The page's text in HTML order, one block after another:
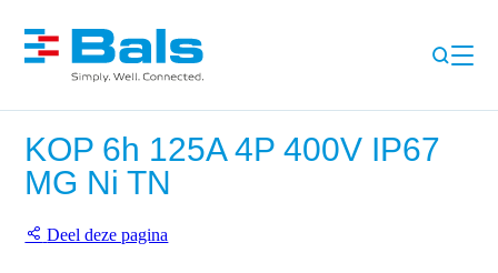
KOP 6h 125A 4P 400V IP67
MG Ni TN
Deel deze pagina